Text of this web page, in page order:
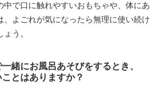
中で口に触れやすいおもちゃや、体にあ
、よごれが気になったら無理に使い続け
う。
緒にお風呂あそびをするとき、
とはありますか？